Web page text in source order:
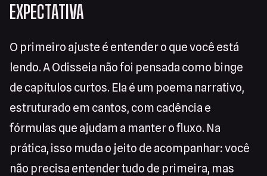
EXPECTATIVA
O primeiro ajuste é entender o que você está
lendo. A Odisseia não foi pensada como binge
de capítulos curtos. Ela é um poema narrativo,
estruturado em cantos, com cadência e
fórmulas que ajudam a manter o fluxo. Na
prática, isso muda o jeito de acompanhar: você
não precisa entender tudo de primeira, mas